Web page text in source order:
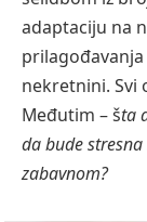
adaptaciju na
nekretnini. Svi
Međutim – šta
da bude
zabavnom?